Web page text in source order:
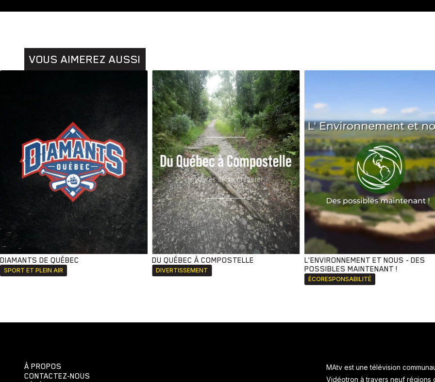
VOUS AIMEREZ AUSSI
DIAMANTS DE QUÉBEC
SPORT ET PLEIN AIR
DU QUÉBEC À COMPOSTELLE
DIVERTISSEMENT
L'ENVIRONNEMENT ET NOUS - DES
POSSIBLES MAINTENANT !
ÉCORESPONSABILITÉ
À PROPOS
CONTACTEZ-NOUS
MAtv est une télévision
Vidéotron à travers neuf régions